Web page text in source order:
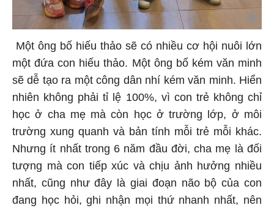
Một ông bố hiếu thảo sẽ có nhiều cơ hội nuôi lớn
một đứa con hiếu thảo. Một ông bố kém văn minh
sẽ dễ tạo ra một công dân nhí kém văn minh. Hiển
nhiên không phải tỉ lệ 100%, vì con trẻ không chỉ
học ở cha mẹ mà còn học ở trường lớp, ở môi
trường xung quanh và bản tính mỗi trẻ mỗi khác.
Nhưng ít nhất trong 6 năm đầu đời, cha mẹ là đối
tượng mà con tiếp xúc và chịu ảnh hưởng nhiều
nhất, cũng như đây là giai đoạn não bộ của con
đang học hỏi, ghi nhận mọi thứ nhanh nhất, nên